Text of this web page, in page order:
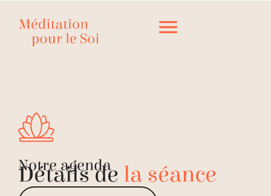
Notre agenda
Détails de la séance